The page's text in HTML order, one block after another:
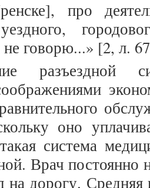
про
не говорю...» [2, л.
разъездной
оно
система
Врач постоянно
на дорогу.